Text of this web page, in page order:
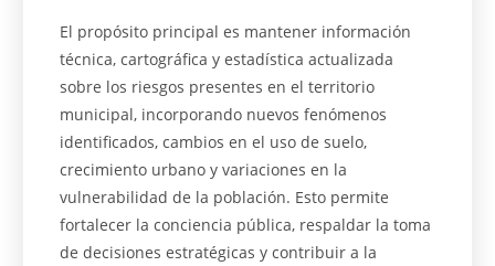
El propósito principal es mantener información
técnica, cartográfica y estadística actualizada
sobre los riesgos presentes en el territorio
municipal, incorporando nuevos fenómenos
identificados, cambios en el uso de suelo,
crecimiento urbano y variaciones en la
vulnerabilidad de la población. Esto permite
fortalecer la conciencia pública, respaldar la toma
de decisiones estratégicas y contribuir a la